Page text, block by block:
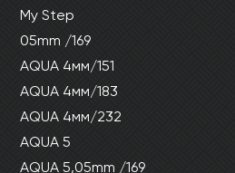
My Step
05mm /169
AQUA 4мм/151
AQUA 4мм/183
AQUA 4мм/232
AQUA 5
AQUA 5,05mm /169